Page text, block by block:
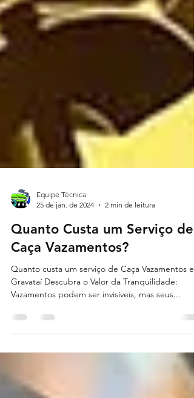
Equipe Técnica
25 de jan. de 2024
2 min de leitura
Quanto Custa um Serviço de
Caça Vazamentos?
Quanto custa um serviço de Caça Vazamentos